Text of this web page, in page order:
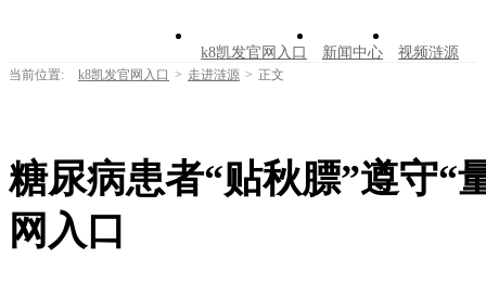
k8凯发官网入口 新闻中心 视频涟源
走进涟源
当前位置: k8凯发官网入口 > 走进涟源 > 正文
糖尿病患者“贴秋膘”遵守“
网入口